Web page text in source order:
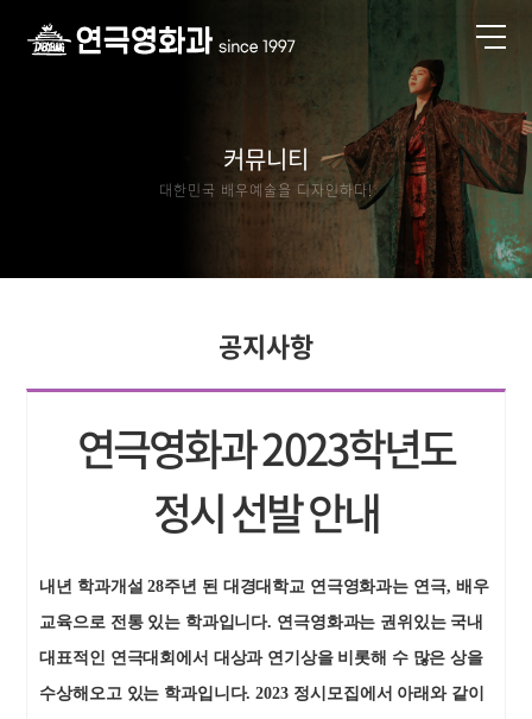
커뮤니티
대한민국 배우예술을 디자인하다!
공지사항
연극영화과 2023학년도
정시 선발 안내
내년 학과개설 28주년 된 대경대학교 연극영화과는 연극, 배우
교육으로 전통 있는 학과입니다. 연극영화과는 권위있는 국내
대표적인 연극대회에서 대상과 연기상을 비롯해 수 많은 상을
수상해오고 있는 학과입니다. 2023 정시모집에서 아래와 같이